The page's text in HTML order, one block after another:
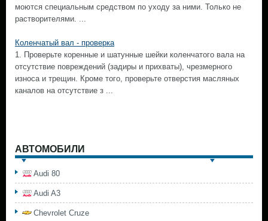
моются специальным средством по уходу за ними. Только не
растворителями. ...
Коленчатый вал - проверка
1. Проверьте коренные и шатунные шейки коленчатого вала на
отсутствие повреждений (задиры и прихваты), чрезмерного
износа и трещин. Кроме того, проверьте отверстия масляных
каналов на отсутствие з ...
АВТОМОБИЛИ
Audi 80
Audi A3
Chevrolet Cruze